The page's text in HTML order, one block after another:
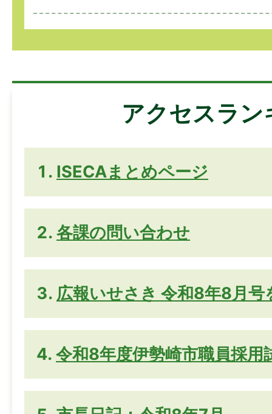
アクセスラン
ISECAまとめページ
各課の問い合わせ
広報いせさき 令和8年8月号
令和8年度伊勢崎市職員採用